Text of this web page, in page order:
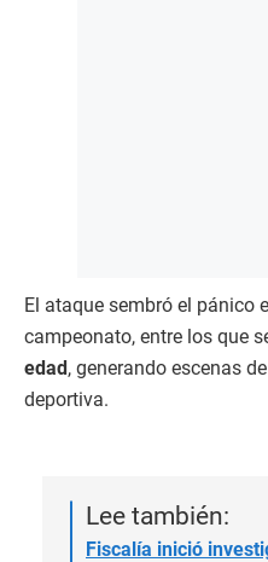
El ataque sembró el pánico
campeonato, entre los que
edad , generando escenas
deportiva.
Lee también:
Fiscalía inició